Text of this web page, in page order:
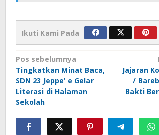
Ikuti Kami Pada
Navigasi
pos
Pos sebelumnya
Tingkatkan Minat Baca,
SDN 23 Jeppe’ e Gelar
Literasi di Halaman
Sekolah
Jajaran
/
Bakti